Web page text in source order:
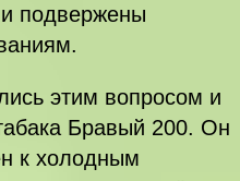
подвержены
этим вопросом и
Бравый 200. Он
к холодным